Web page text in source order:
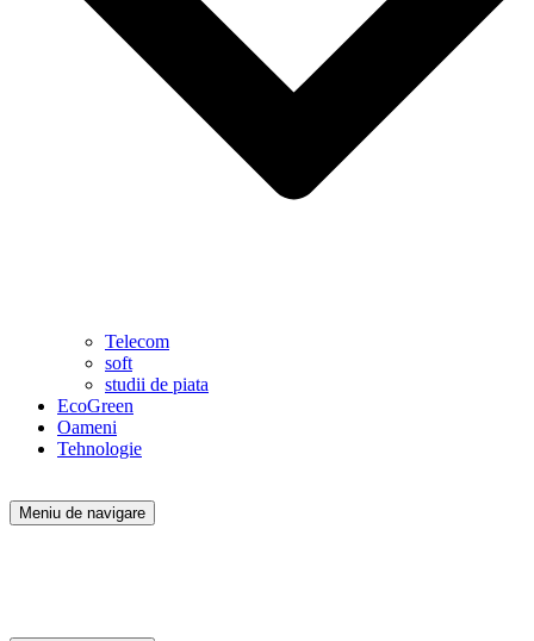
Telecom
soft
studii de piata
EcoGreen
Oameni
Tehnologie
Meniu de navigare